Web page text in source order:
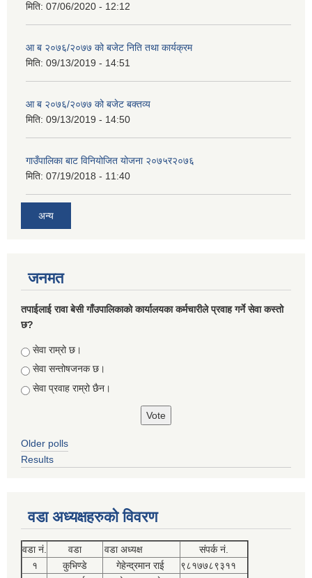
मिति: 07/06/2020 - 12:12
आ ब २०७६/२०७७ को बजेट निति तथा कार्यक्रम
मिति: 09/13/2019 - 14:51
आ ब २०७६/२०७७ को बजेट बक्तव्य
मिति: 09/13/2019 - 14:50
गाउँपालिका बाट विनियोजित योजना २०७५र२०७६
मिति: 07/19/2018 - 11:40
अन्य
जनमत
तपाईलाई रावा बेसी गाँउपालिकाको कार्यालयका कर्मचारीले प्रवाह गर्ने सेवा कस्तो
छ?
Choices
सेवा राम्रो छ।
सेवा सन्तोषजनक छ।
सेवा प्रवाह राम्रो छैन।
Older polls
Results
वडा अध्यक्षहरुको विवरण
वडा नं. वडा वडा अध्यक्ष
संपर्क नं.
१
कुभिण्डे गेहेन्द्रमान राई
९८१७७८९३११